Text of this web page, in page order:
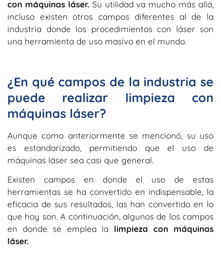
con máquinas láser. Su utilidad va mucho más allá,
incluso existen otros campos diferentes al de la
industria donde los procedimientos con láser son
una herramienta de uso masivo en el mundo.
¿En qué campos de la industria se
puede realizar limpieza con
máquinas láser?
Aunque como anteriormente se mencionó, su uso
es estandarizado, permitiendo que el uso de
máquinas láser sea casi que general.
Existen campos en donde el uso de estas
herramientas se ha convertido en indispensable, la
eficacia de sus resultados, las han convertido en lo
que hoy son. A continuación, algunos de los campos
en donde se emplea la limpieza con máquinas
láser.